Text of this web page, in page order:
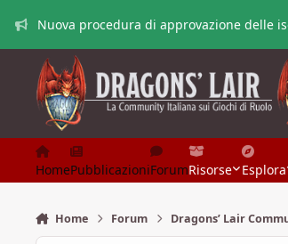
Nuova procedura di approvazione delle
HomePubblicazioniForumRisorse Esplora
Home Forum Dragons’ Lair